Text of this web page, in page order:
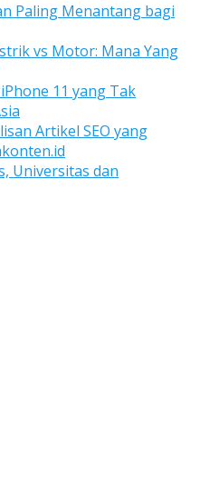
Paling Menantang bagi
vs Motor: Mana Yang
11 yang Tak
Artikel SEO yang
Universitas dan